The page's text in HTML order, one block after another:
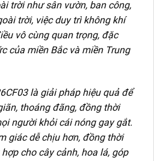
trời như sân vườn, ban công,
trời, việc duy trì không khí
vô cùng quan trọng, đặc
của miền Bắc và miền Trung
là giải pháp hiệu quả để
thoáng đãng, đồng thời
người khỏi cái nóng gay gắt.
giác dễ chịu hơn, đồng thời
cho cây cảnh, hoa lá, góp